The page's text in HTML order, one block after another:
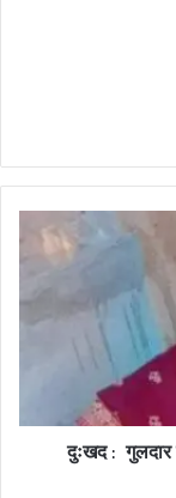
दुःखद : गुलदार